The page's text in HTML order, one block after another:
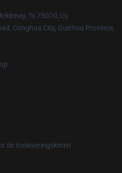
Tx 75070, Us
Conghua City, Guizhou Province,
de toeleveringsketen